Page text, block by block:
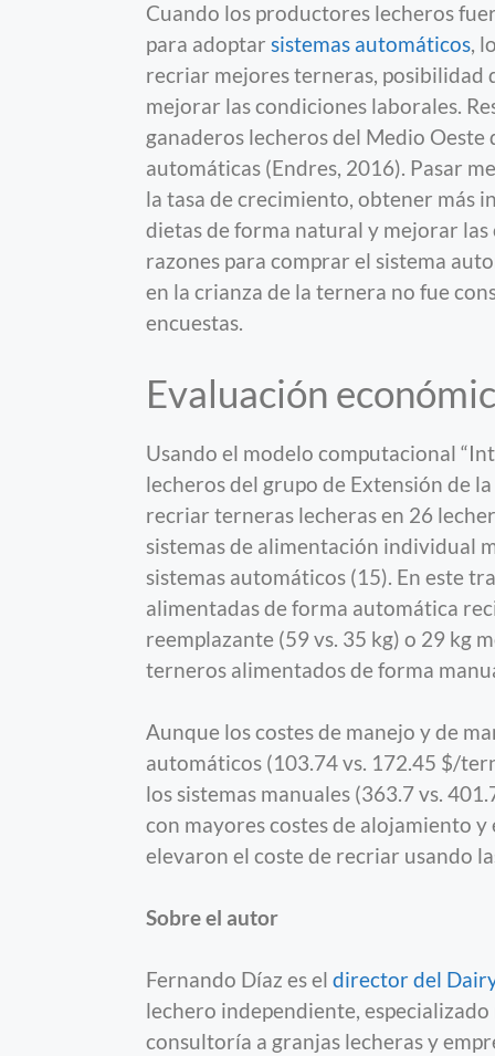
Cuando los productores lecheros
para adoptar sistemas automáticos,
recriar mejores terneras, posibilidad
mejorar las condiciones laborales.
ganaderos lecheros del Medio Oeste
automáticas (Endres, 2016). Pasar
la tasa de crecimiento, obtener más
dietas de forma natural y mejorar
razones para comprar el sistema
en la crianza de la ternera no fue
encuestas.
Evaluación
Usando el modelo computacional
lecheros del grupo de Extensión de
recriar terneras lecheras en 26
sistemas de alimentación individual
sistemas automáticos (15). En este
alimentadas de forma automática
reemplazante (59 vs. 35 kg) o 29 kg
terneros alimentados de forma
Aunque los costes de manejo y de
automáticos (103.74 vs. 172.45 $/
los sistemas manuales (363.7 vs.
con mayores costes de alojamiento
elevaron el coste de recriar usando
Sobre el autor
Fernando Díaz es el director del
lechero independiente,
consultoría a granjas lecheras y